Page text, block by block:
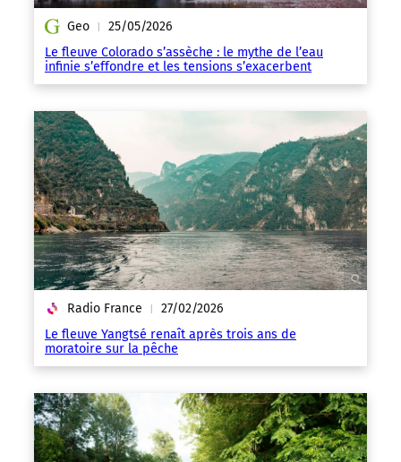
Geo | 25/05/2026
Le fleuve Colorado s’assèche : le mythe de l’eau
infinie s’effondre et les tensions s’exacerbent
Radio France | 27/02/2026
Le fleuve Yangtsé renaît après trois ans de
moratoire sur la pêche